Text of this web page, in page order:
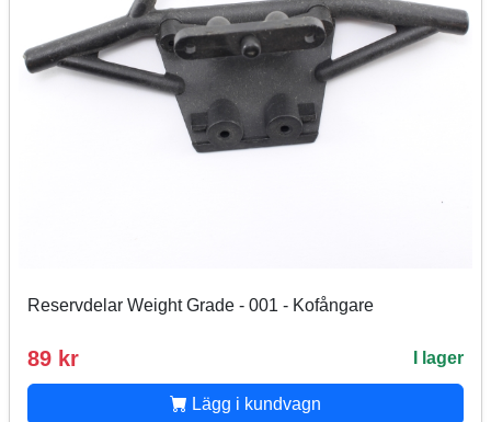
Reservdelar Weight Grade - 001 - Kofångare
89 kr I lager
Lägg i kundvagn